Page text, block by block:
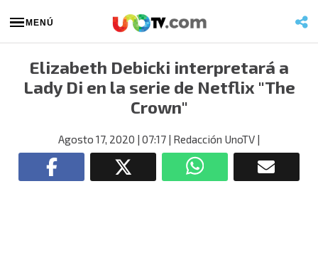
MENÚ
Elizabeth Debicki interpretará a
Lady Di en la serie de Netflix "The
Crown"
Agosto 17, 2020 | 07:17 | Redacción UnoTV |